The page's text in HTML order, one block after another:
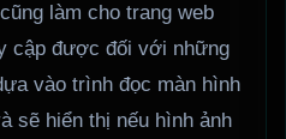
làm cho trang web
cập được đối với những
vào trình đọc màn hình
sẽ hiển thị nếu hình ảnh